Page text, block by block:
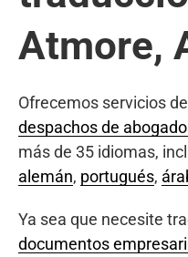
Atmore,
Ofrecemos servicios
despachos de
más de 35 idiomas,
alemán, portugués,
Ya sea que necesite
documentos